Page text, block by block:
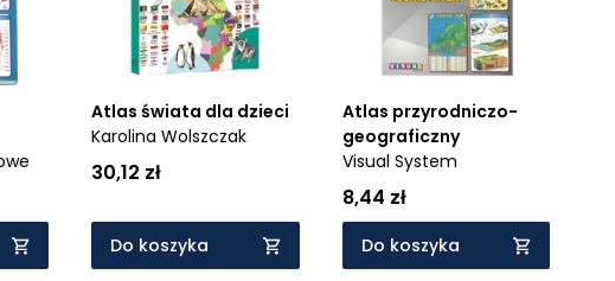
Atlas świata dla dzieci
Karolina Wolszczak
30,12 zł
Do koszyka
Atlas przyrodniczo-
geograficzny
Visual System
8,44 zł
Do koszyka